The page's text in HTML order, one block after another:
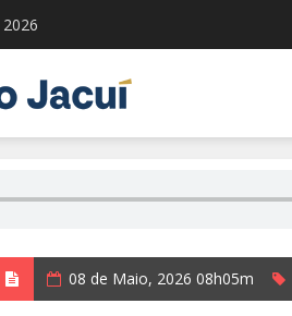
08 de Maio, 2026 08h05m